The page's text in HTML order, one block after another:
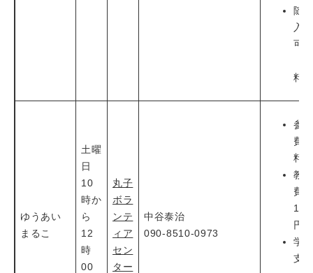
随
入
可
料
ゆうあい
まるこ
土曜
日
10
時か
ら
12
時
00
丸子
ボラ
ンテ
ィア
セン
ター
中谷泰治
090-8510-0973
参
費
料
教
費
円
学
支